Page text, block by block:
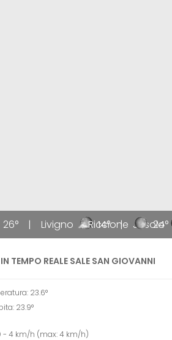
26° Livigno 14° Jesolo
Riccione 24°
TEMPO REALE SALE SAN GIOVANNI
23.6°
23.9°
- 4 km/h (max: 4 km/h)